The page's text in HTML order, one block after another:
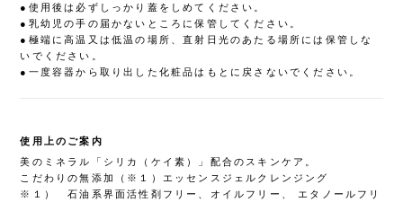
●使用後は必ずしっかり蓋をしめてください。
●乳幼児の手の届かないところに保管してください。
●極端に高温又は低温の場所、直射日光のあたる場所には保管しな
いでください。
●一度容器から取り出した化粧品はもとに戻さないでください。
使用上のご案内
美のミネラル「シリカ（ケイ素）」配合のスキンケア。
こだわりの無添加（※１）エッセンスジェルクレンジング
※１） 石油系界面活性剤フリー、オイルフリー、 エタノールフリ